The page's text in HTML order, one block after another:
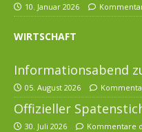
10. Januar 2026
WIRTSCHAFT
Informationsabend
05. August 2026
Offizieller
30. Juli 2026 Kommentare